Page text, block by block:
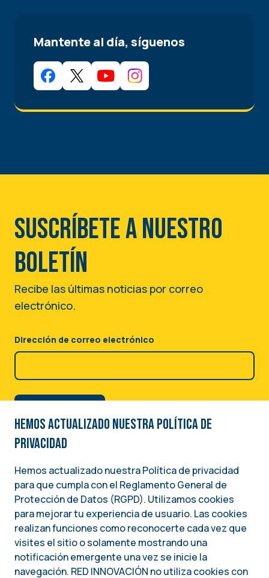
Mantente al día, síguenos
Suscríbete a nuestro
boletín
Recibe las últimas noticias por correo
electrónico.
Dirección de correo electrónico
Image
Una iniciativa del
INSTITUTO NACIONAL DEMÓCRATA PARA ASUNTOS INTERNACIONALES (NDI)
Hemos actualizado nuestra Política de
privacidad
Hemos actualizado nuestra Política de privacidad
para que cumpla con el Reglamento General de
Protección de Datos (RGPD). Utilizamos cookies
para mejorar tu experiencia de usuario. Las cookies
realizan funciones como reconocerte cada vez que
visites el sitio o solamente mostrando una
notificación emergente una vez se inicie la
navegación. RED INNOVACIÓN no utiliza cookies con